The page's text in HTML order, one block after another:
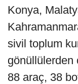
Konya,
sivil toplum
gönüllülerden
88 araç, 38